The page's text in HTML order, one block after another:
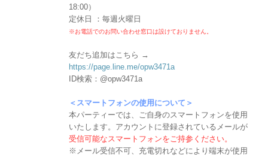
18:00）
定休日 ：毎週火曜日
※お電話でのお問い合わせ窓口は設けておりません。
友だち追加はこちら →
https://page.line.me/opw3471a
ID検索：@opw3471a
＜スマートフォンの使用について＞
本パーティーでは、ご自身のスマートフォンを使用
いたします。アカウントに登録されているメールが
受信可能なスマートフォンをご持参ください。
※メール受信不可、充電切れなどにより端末が使用